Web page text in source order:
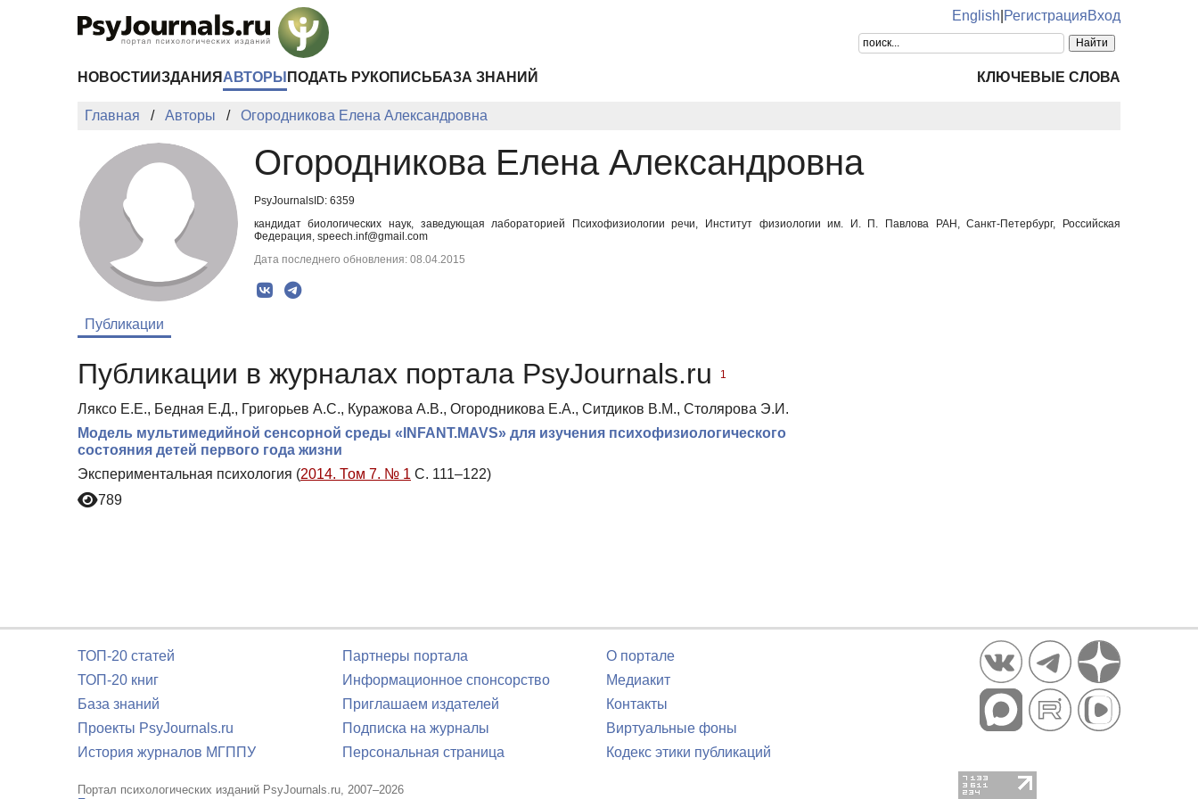
English РегистрацияВход
НОВОСТИ ИЗДАНИЯ АВТОРЫ ПОДАТЬ РУКОПИСЬ БАЗА ЗНАНИЙ КЛЮЧЕВЫЕ СЛОВА
Главная Авторы Огородникова Елена Александровна
Огородникова Елена Александровна
PsyJournalsID: 6359
кандидат биологических наук, заведующая лабораторией Психофизиологии речи, Институт физиологии им. И. П. Павлова РАН, Санкт-Петербург, Российская
Федерация, speech.inf@gmail.com
Дата последнего обновления: 08.04.2015
Публикации
Публикации в журналах портала PsyJournals.ru 1
Ляксо Е.Е., Бедная Е.Д., Григорьев А.С., Куражова А.В., Огородникова Е.А., Ситдиков В.М., Столярова Э.И.
Модель мультимедийной сенсорной среды «INFANT.MAVS» для изучения психофизиологического
состояния детей первого года жизни
Экспериментальная психология (2014. Том 7. № 1 С. 111–122)
789
ТОП-20 статей
ТОП-20 книг
База знаний
Проекты PsyJournals.ru
История журналов МГППУ
Партнеры портала
Информационное спонсорство
Приглашаем издателей
Подписка на журналы
Персональная страница
О портале
Медиакит
Контакты
Виртуальные фоны
Кодекс этики публикаций
Портал психологических изданий PsyJournals.ru, 2007–2026